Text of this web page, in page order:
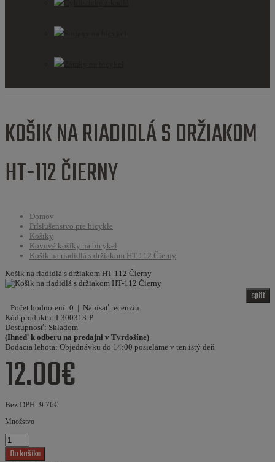
KOŠIK NA RIADIDLÁ S DRŽIAKOM
HT-112 ČIERNY
Domov
Príslušenstvo pre bicykle
Košíky
Kovové košíky na bicykel
Košik na riadidlá s držiakom HT-112 Čierny
Košik na riadidlá s držiakom HT-112 Čierny
späť
Počet hodnotení: 0 | Napísať recenziu
Kód produktu: L300313-P
Dostupnosť: Skladom
(Ihneď k odberu na predajni v Tvrdošíne)
Dodacia lehota: Objednávku do 14:00 posielame v ten istý deň
12.00€
Bez DPH: 9.76€
Množstvo